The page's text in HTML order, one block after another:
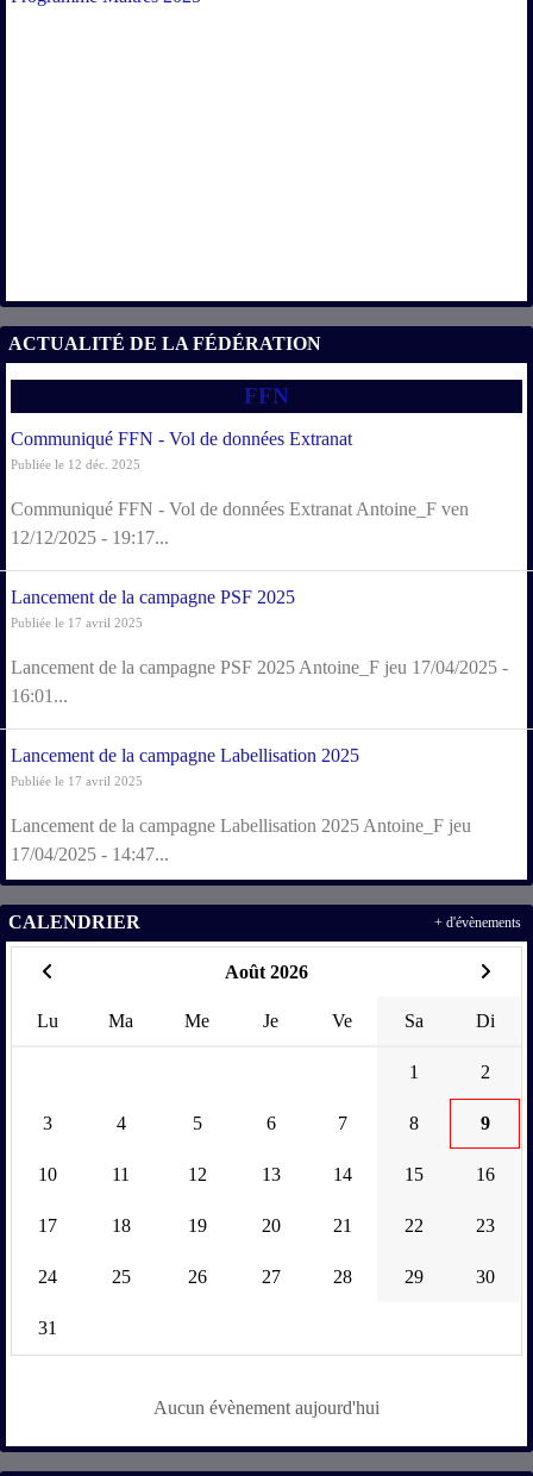
ACTUALITÉ DE LA FÉDÉRATION
FFN
Communiqué FFN - Vol de données Extranat
Publiée le 12 déc. 2025
Communiqué FFN - Vol de données Extranat Antoine_F ven
12/12/2025 - 19:17...
Lancement de la campagne PSF 2025
Publiée le 17 avril 2025
Lancement de la campagne PSF 2025 Antoine_F jeu 17/04/2025 -
16:01...
Lancement de la campagne Labellisation 2025
Publiée le 17 avril 2025
Lancement de la campagne Labellisation 2025 Antoine_F jeu
17/04/2025 - 14:47...
CALENDRIER
Août 2026
Lu Ma Me Je Ve Sa Di
1 2
3 4 5 6 7 8 9
10 11 12 13 14 15 16
17 18 19 20 21 22 23
24 25 26 27 28 29 30
31
Aucun évènement aujourd'hui
+ d'évènements